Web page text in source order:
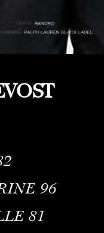
96
81